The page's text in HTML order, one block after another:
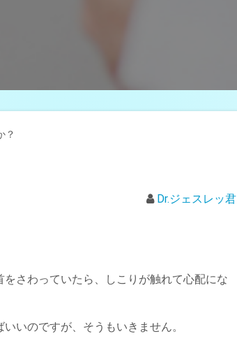
？
Dr.ジェスレッ君
さわっていたら、しこりが触れて心配にな
いのですが、そうもいきません。